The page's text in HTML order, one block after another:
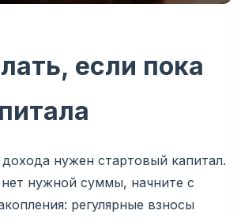
если пока
нужен стартовый капитал.
нужной суммы, начните с
регулярные взносы